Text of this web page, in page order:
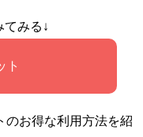
てみる↓
ト
のお得な利用方法を紹